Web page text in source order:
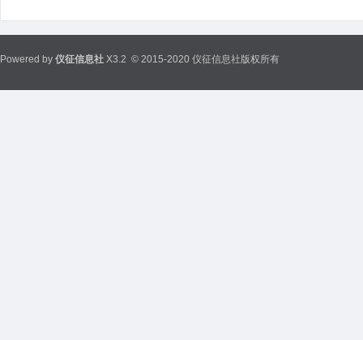
Powered by 仪征信息社 X3.2 © 2015-2020 仪征信息社版权所有